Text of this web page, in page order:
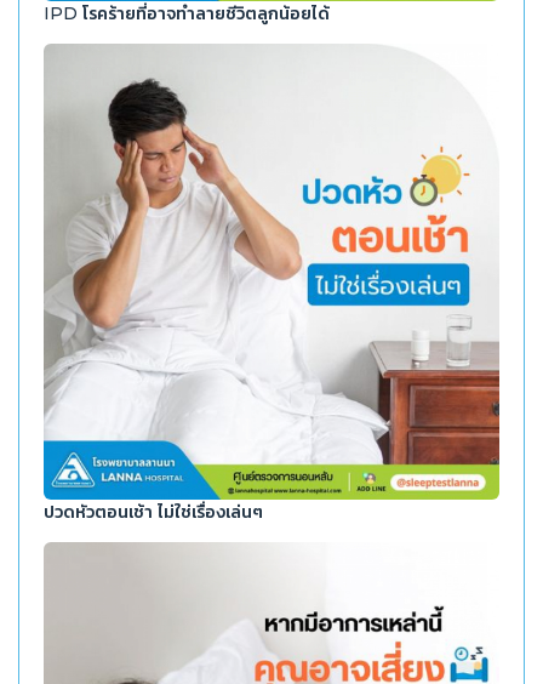
IPD โรคร้ายที่อาจทำลายชีวิตลูกน้อยได้
ปวดหัวตอนเช้า ไม่ใช่เรื่องเล่นๆ